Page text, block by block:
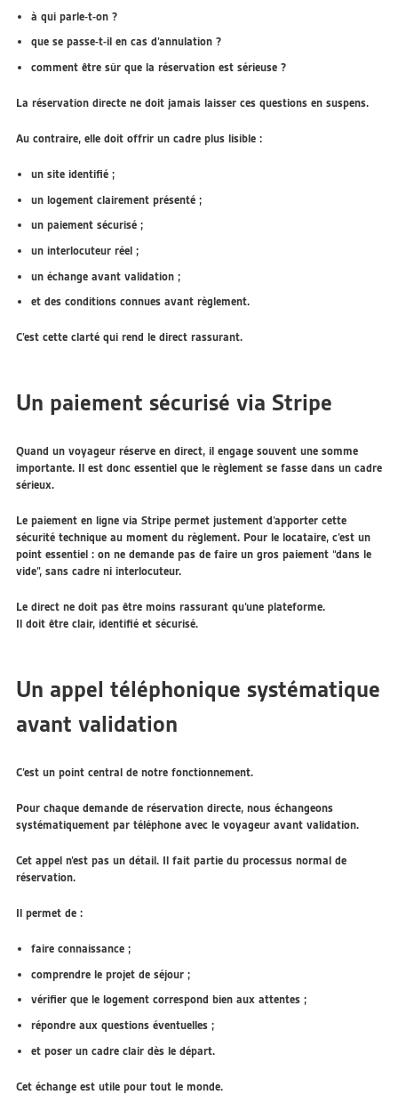
à qui parle-t-on ?
que se passe-t-il en cas d’annulation ?
comment être sûr que la réservation est sérieuse ?
La réservation directe ne doit jamais laisser ces questions en suspens.
Au contraire, elle doit offrir un cadre plus lisible :
un site identifié ;
un logement clairement présenté ;
un paiement sécurisé ;
un interlocuteur réel ;
un échange avant validation ;
et des conditions connues avant règlement.
C’est cette clarté qui rend le direct rassurant.
Un paiement sécurisé via Stripe
Quand un voyageur réserve en direct, il engage souvent une somme
importante. Il est donc essentiel que le règlement se fasse dans un cadre
sérieux.
Le paiement en ligne via Stripe permet justement d’apporter cette
sécurité technique au moment du règlement. Pour le locataire, c’est un
point essentiel : on ne demande pas de faire un gros paiement “dans le
vide”, sans cadre ni interlocuteur.
Le direct ne doit pas être moins rassurant qu’une plateforme.
Il doit être clair, identifié et sécurisé.
Un appel téléphonique systématique
avant validation
C’est un point central de notre fonctionnement.
Pour chaque demande de réservation directe, nous échangeons
systématiquement par téléphone avec le voyageur avant validation.
Cet appel n’est pas un détail. Il fait partie du processus normal de
réservation.
Il permet de :
faire connaissance ;
comprendre le projet de séjour ;
vérifier que le logement correspond bien aux attentes ;
répondre aux questions éventuelles ;
et poser un cadre clair dès le départ.
Cet échange est utile pour tout le monde.